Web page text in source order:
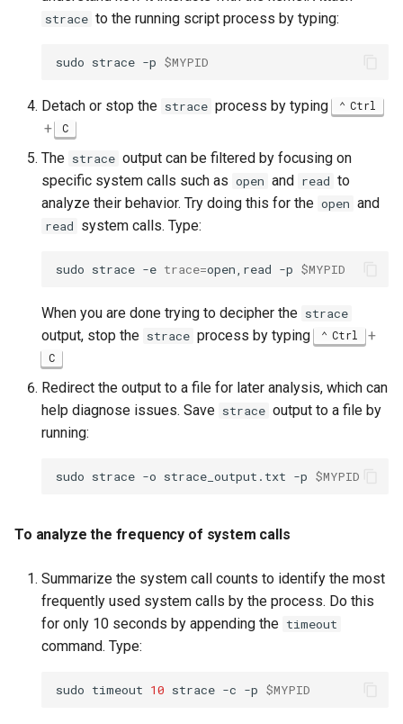
strace to the running script process by typing:
sudo strace -p $MYPID
Detach or stop the strace process by typing Ctrl
+ C
The strace output can be filtered by focusing on
specific system calls such as open and read to
analyze their behavior. Try doing this for the open and
read system calls. Type:
sudo strace -e trace=open,read -p $MYPID
When you are done trying to decipher the strace
output, stop the strace process by typing Ctrl +
C
Redirect the output to a file for later analysis, which can
help diagnose issues. Save strace output to a file by
running:
sudo strace -o strace_output.txt -p $MYPID
To analyze the frequency of system calls
Summarize the system call counts to identify the most
frequently used system calls by the process. Do this
for only 10 seconds by appending the timeout
command. Type:
sudo timeout 10 strace -c -p $MYPID